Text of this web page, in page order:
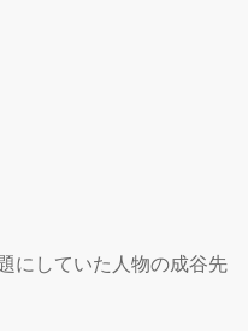
にしていた人物の成谷先